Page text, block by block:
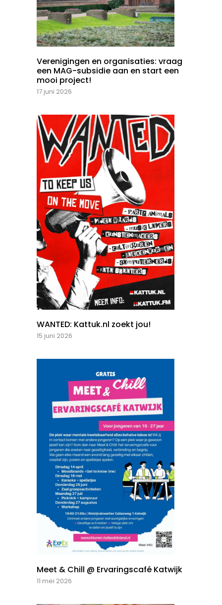
Verenigingen en organisaties: vraag
een MAG-subsidie aan en start een
mooi project!
17 juni 2026
WANTED: Kattuk.nl zoekt jou!
15 juni 2026
Meet & Chill @ Ervaringscafé Katwijk
11 mei 2026